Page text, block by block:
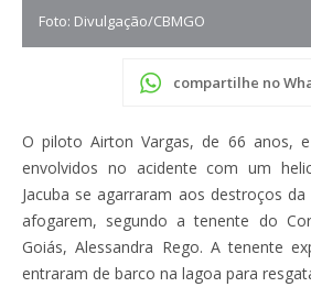
Foto: Divulgação/CBMGO
compartilhe no
O piloto Airton Vargas, de 66 anos,
envolvidos no acidente com um
Jacuba se agarraram aos destroços
afogarem, segundo a tenente do
Goiás, Alessandra Rego. A tenente
entraram de barco na lagoa para